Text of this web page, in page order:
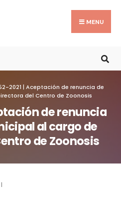
MENU
2021 | Aceptación de renuncia de
del Centro de Zoonosis
de renuncia
al cargo de
de Zoonosis
|